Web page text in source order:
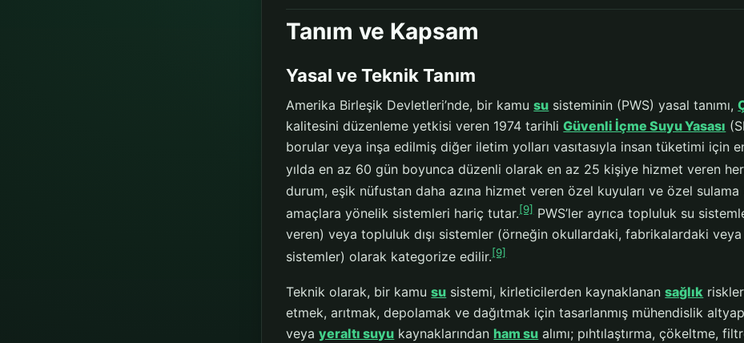
Tanım ve Kapsam
Yasal ve Teknik Tanım
Amerika Birleşik Devletleri’nde, bir kamusu sisteminin (PWS) yasal tanımı,
kalitesini düzenleme yetkisi veren 1974 tarihliGüvenli İçme Suyu Yasası
borular veya inşa edilmiş diğer iletim yolları vasıtasıyla insan tüketimi için
yılda en az 60 gün boyunca düzenli olarak en az 25 kişiye hizmet veren
durum, eşik nüfustan daha azına hizmet veren özel kuyuları ve özel
amaçlara yönelik sistemleri hariç tutar.[9] PWS’ler ayrıca topluluk su
veren) veya topluluk dışı sistemler (örneğin okullardaki, fabrikalardaki
sistemler) olarak kategorize edilir.[9]
Teknik olarak, bir kamusu sistemi, kirleticilerden kaynaklanansağlık
etmek, arıtmak, depolamak ve dağıtmak için tasarlanmış mühendislik
veyayeraltı suyu kaynaklarından ham su alımı; pıhtılaştırma, çökeltme,